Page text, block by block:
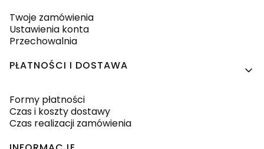
Twoje zamówienia
Ustawienia konta
Przechowalnia
PŁATNOŚCI I DOSTAWA
Formy płatności
Czas i koszty dostawy
Czas realizacji zamówienia